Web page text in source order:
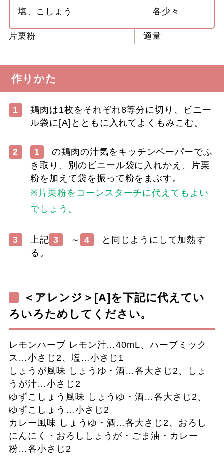
塩、こしょう 各少々
片栗粉 適量
作りかた
1
鶏肉は1枚をそれぞれ8等分に切り、ビニー
ル袋に[A]とともに入れてよくもみこむ。
2 1
の鶏肉の汁気をキッチンペーパーでふ
き取り、別のビニール袋に入れかえ、片栗
粉を加えて袋を振って粉をまぶす。
※片栗粉をコーンスターチに代えてもよい
でしょう。
3 上記 3 ～ 4
と同じようにして加熱す
る。
＜アレンジ＞[A]を下記に代えてい
ろいろためしてください。
レモンハーブ レモン汁…40mL、ハーブミック
ス…小さじ2、塩…小さじ1
しょうが風味 しょうゆ・酒…各大さじ2、しょ
うが汁…小さじ2
ゆずこしょう風味 しょうゆ・酒…各大さじ2、
ゆずこしょう…小さじ2
カレー風味 しょうゆ・酒…各大さじ2、おろし
にんにく・おろししょうが・ごま油・カレー
粉…各小さじ2